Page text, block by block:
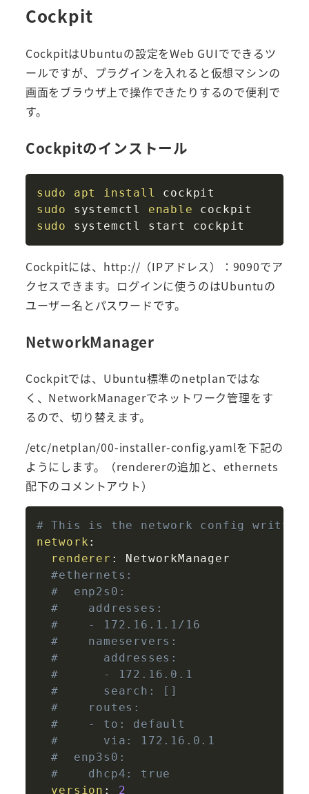
Cockpit
CockpitはUbuntuの設定をWeb GUIでできるツ
ールですが、プラグインを入れると仮想マシンの
画面をブラウザ上で操作できたりするので便利で
す。
Cockpitのインストール
sudo apt install
sudo
systemctl enable
sudo
Cockpitには、http://（IPアドレス）：9090でア
クセスできます。ログインに使うのはUbuntuの
ユーザー名とパスワードです。
NetworkManager
Cockpitでは、Ubuntu標準のnetplanではな
く、NetworkManagerでネットワーク管理をす
るので、切り替えます。
/etc/netplan/00-installer-config.yamlを下記の
ようにします。（rendererの追加と、ethernets
配下のコメントアウト）
# This is the network config
network :
renderer :
NetworkManager
#ethernets:
#  enp2s0:
#    addresses:
#    - 172.16.1.1/16
#    nameservers:
#      addresses:
#      - 172.16.0.1
#      search: []
#    routes:
#    - to: default
#      via: 172.16.0.1
#  enp3s0:
#    dhcp4: true
version : 2
Copy